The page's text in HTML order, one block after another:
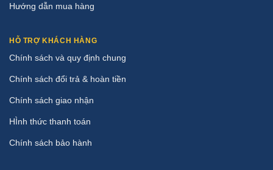
Hướng dẫn mua hàng
HỖ TRỢ KHÁCH HÀNG
Chính sách và quy định chung
Chính sách đổi trả & hoàn tiền
Chính sách giao nhận
HÌnh thức thanh toán
Chính sách bảo hành